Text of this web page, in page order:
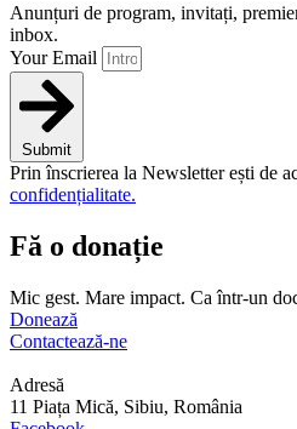
Anunțuri de program, invitați,
inbox.
Your Email
Submit
Prin înscrierea la Newsletter ești de
confidențialitate.
Fă o donație
Mic gest. Mare impact. Ca într-un
Donează
Contactează-ne
Adresă
11 Piața Mică, Sibiu, România